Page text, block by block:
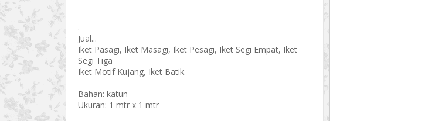
.
Jual...
Iket Pasagi, Iket Masagi, Iket Pesagi, Iket Segi Empat, Iket
Segi Tiga
Iket Motif Kujang, Iket Batik.
Bahan: katun
Ukuran: 1 mtr x 1 mtr